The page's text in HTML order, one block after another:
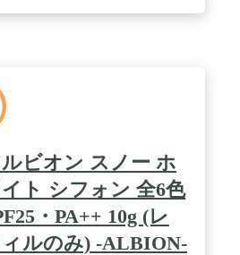
ビオン スノー ホ
ト シフォン 全6色
・PA++ 10g (レ
ルのみ) -ALBION-